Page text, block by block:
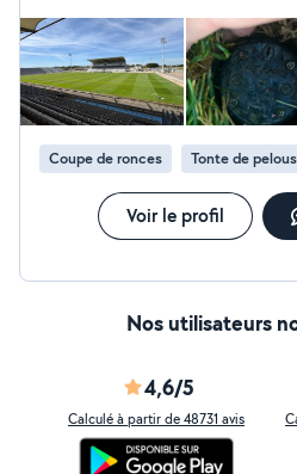
Coupe de ronces Tonte de
Voir le profil
Nos utilisateurs
4,6/5
Calculé à partir de 48731 avis